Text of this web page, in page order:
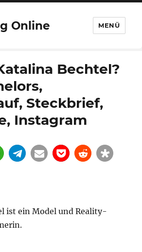
Online MENÜ
Bechtel?
Steckbrief,
Instagram
ist ein Model und Reality-